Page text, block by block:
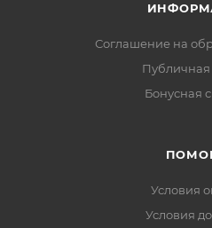
Соглашение на
Публичная
Бонусная
Условия
Условия